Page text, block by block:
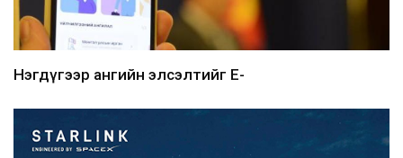
Нэгдүгээр ангийн элсэлтийг E-